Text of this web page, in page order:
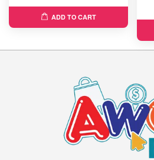
ADD TO CART